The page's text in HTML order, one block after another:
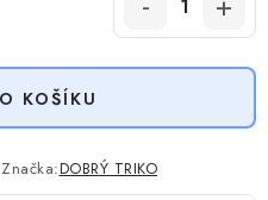
KOŠÍKU
Značka:DOBRÝ TRIKO